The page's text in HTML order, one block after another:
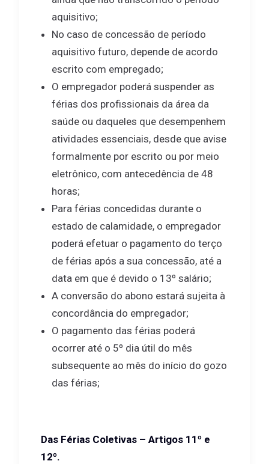
aquisitivo;
No caso de concessão de período
aquisitivo futuro, depende de acordo
escrito com empregado;
O empregador poderá suspender as
férias dos profissionais da área da
saúde ou daqueles que desempenhem
atividades essenciais, desde que avise
formalmente por escrito ou por meio
eletrônico, com antecedência de 48
horas;
Para férias concedidas durante o
estado de calamidade, o empregador
poderá efetuar o pagamento do terço
de férias após a sua concessão, até a
data em que é devido o 13º salário;
A conversão do abono estará sujeita à
concordância do empregador;
O pagamento das férias poderá
ocorrer até o 5º dia útil do mês
subsequente ao mês do início do gozo
das férias;
Das Férias Coletivas – Artigos 11º e
12º.